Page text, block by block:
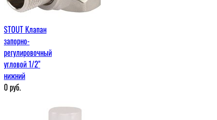
STOUT Клапан
запорно-
регулировочный
угловой 1/2"
нижний
0руб.